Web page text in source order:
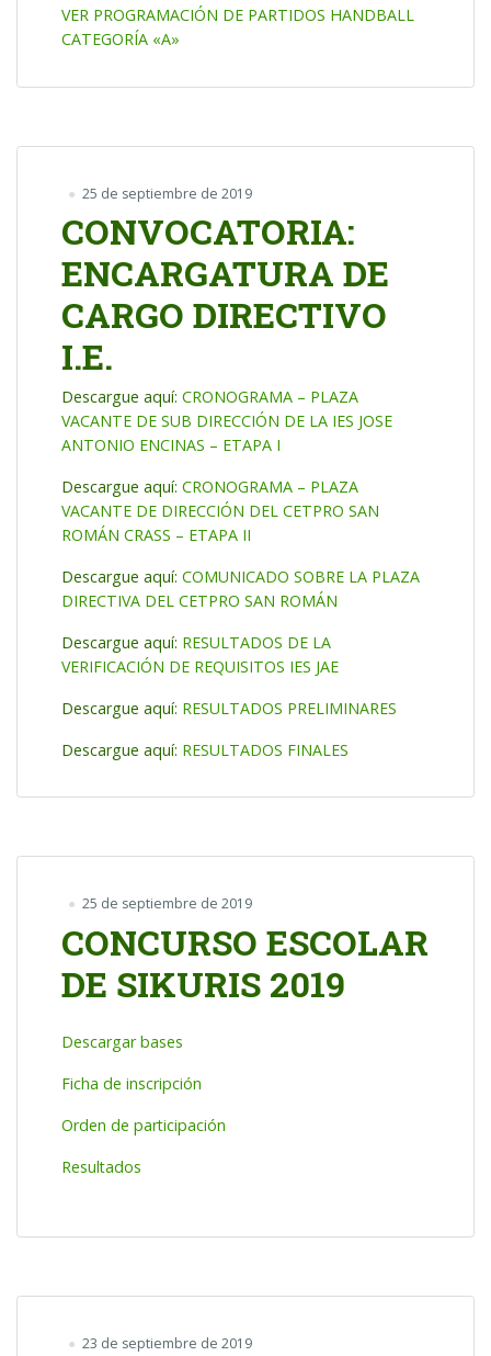
VER PROGRAMACIÓN DE PARTIDOS HANDBALL
CATEGORÍA «A»
25 de septiembre de 2019
CONVOCATORIA:
ENCARGATURA DE
CARGO DIRECTIVO
I.E.
Descargue aquí: CRONOGRAMA – PLAZA
VACANTE DE SUB DIRECCIÓN DE LA IES JOSE
ANTONIO ENCINAS – ETAPA I
Descargue aquí: CRONOGRAMA – PLAZA
VACANTE DE DIRECCIÓN DEL CETPRO SAN
ROMÁN CRASS – ETAPA II
Descargue aquí: COMUNICADO SOBRE LA PLAZA
DIRECTIVA DEL CETPRO SAN ROMÁN
Descargue aquí: RESULTADOS DE LA
VERIFICACIÓN DE REQUISITOS IES JAE
Descargue aquí: RESULTADOS PRELIMINARES
Descargue aquí: RESULTADOS FINALES
25 de septiembre de 2019
CONCURSO ESCOLAR
DE SIKURIS 2019
Descargar bases
Ficha de inscripción
Orden de participación
Resultados
23 de septiembre de 2019